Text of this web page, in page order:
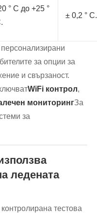
° C до +25 °
± 0,2 ° C.
за опции за
и свързаност.
WiFi контрол,
мониторингЗа
за
ледената
тестова